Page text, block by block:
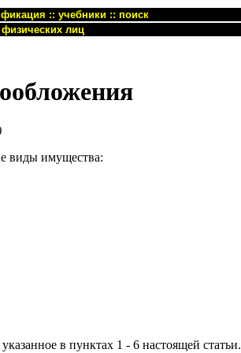
:: учебники:: поиск
лиц
виды имущества:
в пунктах 1 - 6 настоящей статьи.